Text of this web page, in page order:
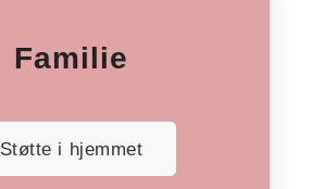
Familie
Støtte i hjemmet